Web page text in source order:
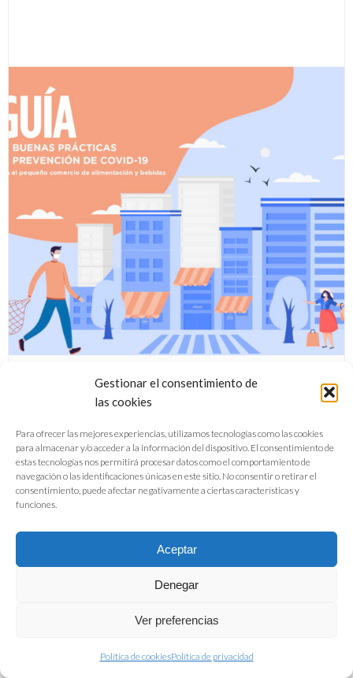
Gestionar el consentimiento de
las cookies
Para ofrecer las mejores experiencias, utilizamos tecnologías como las cookies
para almacenar y/o acceder a la información del dispositivo. El consentimiento de
estas tecnologías nos permitirá procesar datos como el comportamiento de
navegación o las identificaciones únicas en este sitio. No consentir o retirar el
consentimiento, puede afectar negativamente a ciertas características y
funciones.
Aceptar
Denegar
Ver preferencias
Política de cookiesPolítica de privacidad
Guía Buenas Prácticas de Prevención
de Covid-19 pequeño comercio de
alimentación y bebidas
DESCARGAR